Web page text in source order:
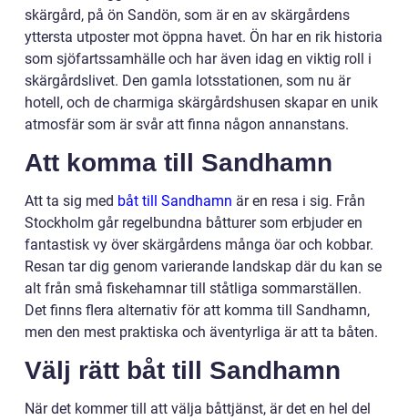
skärgård, på ön Sandön, som är en av skärgårdens
yttersta utposter mot öppna havet. Ön har en rik historia
som sjöfartssamhälle och har även idag en viktig roll i
skärgårdslivet. Den gamla lotsstationen, som nu är
hotell, och de charmiga skärgårdshusen skapar en unik
atmosfär som är svår att finna någon annanstans.
Att komma till Sandhamn
Att ta sig med båt till Sandhamn är en resa i sig. Från
Stockholm går regelbundna båtturer som erbjuder en
fantastisk vy över skärgårdens många öar och kobbar.
Resan tar dig genom varierande landskap där du kan se
alt från små fiskehamnar till ståtliga sommarställen.
Det finns flera alternativ för att komma till Sandhamn,
men den mest praktiska och äventyrliga är att ta båten.
Välj rätt båt till Sandhamn
När det kommer till att välja båttjänst, är det en hel del